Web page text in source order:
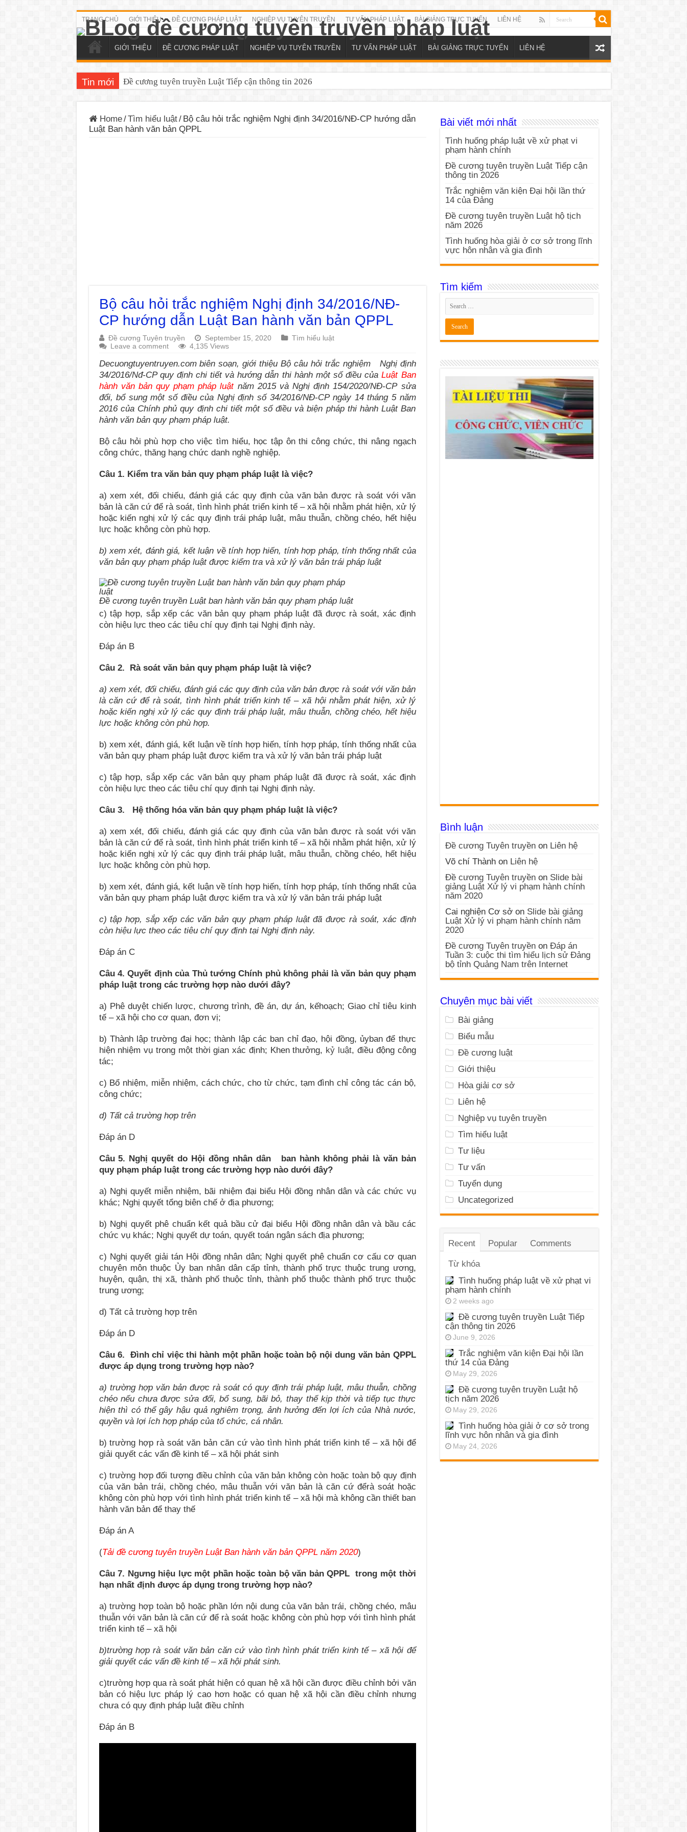
TRANG CHỦ GIỚI THIỆU ĐỀ CƯƠNG PHÁP LUẬT NGHIỆP VỤ TUYÊN TRUYỀN TƯ VẤN PHÁP LUẬT BÀI GIẢNG TRỰC TUYẾN LIÊN HỆ
GIỚI THIỆU ĐỀ CƯƠNG PHÁP LUẬT NGHIỆP VỤ TUYÊN TRUYỀN TƯ VẤN PHÁP LUẬT BÀI GIẢNG TRỰC TUYẾN LIÊN HỆ
Tin mới Đề cương tuyên truyền Luật Tiếp cận thông tin 2026
Home/Tìm hiểu luật/ Bộ câu hỏi trắc nghiệm Nghị định 34/2016/NĐ-CP hướng dẫn
Luật Ban hành văn bản QPPL
Bộ câu hỏi trắc nghiệm Nghị định 34/2016/NĐ-
CP hướng dẫn Luật Ban hành văn bản QPPL
Đề cương Tuyên truyền September 15, 2020
Tìm hiểu luật
Leave a comment
4,135 Views
Decuongtuyentruyen.com biên soạn, giới thiệu Bộ câu hỏi trắc nghiệm Nghị định
34/2016/Nđ-CP quy định chi tiết và hướng dẫn thi hành một số điều củaLuật Ban
hành văn bản quy phạm pháp luậtnăm 2015 và Nghị định 154/2020/NĐ-CPsửa
đổi, bổ sung một số điều của Nghị định số 34/2016/NĐ-CP ngày 14 tháng 5 năm
2016 của Chính phủ quy định chi tiết một số điều và biện pháp thi hành Luật Ban
hành văn bản quy phạm pháp luật.
Bộ câu hỏi phù hợp cho việc tìm hiểu, học tập ôn thi công chức, thi nâng ngạch
công chức, thăng hạng chức danh nghề nghiệp.
Câu 1. Kiểm tra văn bản quy phạm pháp luật là việc?
a) xem xét, đối chiếu, đánh giá các quy định của văn bản được rà soát với văn
bản là căn cứ để rà soát, tình hình phát triển kinh tế – xã hội nhằm phát hiện, xử lý
hoặc kiến nghị xử lý các quy định trái pháp luật, mâu thuẫn, chồng chéo, hết hiệu
lực hoặc không còn phù hợp.
b)xem xét, đánh giá, kết luận về tính hợp hiến, tính hợp pháp, tính thống nhất của
văn bản quy phạm pháp luật được kiểm tra và xử lý văn bản trái pháp luật
Đề cương tuyên truyền Luật ban hành văn bản quy phạm pháp luật
c) tập hợp, sắp xếp các văn bản quy phạm pháp luật đã được rà soát, xác định
còn hiệu lực theo các tiêu chí quy định tại Nghị định này.
Đáp án B
Câu 2. Rà soát văn bản quy phạm pháp luật là việc?
a) xem xét, đối chiếu, đánh giá các quy định của văn bản được rà soát với văn bản
là căn cứ để rà soát, tình hình phát triển kinh tế – xã hội nhằm phát hiện, xử lý
hoặc kiến nghị xử lý các quy định trái pháp luật, mâu thuẫn, chồng chéo, hết hiệu
lực hoặc không còn phù hợp.
b) xem xét, đánh giá, kết luận về tính hợp hiến, tính hợp pháp, tính thống nhất của
văn bản quy phạm pháp luật được kiểm tra và xử lý văn bản trái pháp luật
c) tập hợp, sắp xếp các văn bản quy phạm pháp luật đã được rà soát, xác định
còn hiệu lực theo các tiêu chí quy định tại Nghị định này.
Câu 3. Hệ thống hóa văn bản quy phạm pháp luật là việc?
a) xem xét, đối chiếu, đánh giá các quy định của văn bản được rà soát với văn
bản là căn cứ để rà soát, tình hình phát triển kinh tế – xã hội nhằm phát hiện, xử lý
hoặc kiến nghị xử lý các quy định trái pháp luật, mâu thuẫn, chồng chéo, hết hiệu
lực hoặc không còn phù hợp.
b) xem xét, đánh giá, kết luận về tính hợp hiến, tính hợp pháp, tính thống nhất của
văn bản quy phạm pháp luật được kiểm tra và xử lý văn bản trái pháp luật
c)tập hợp, sắp xếp các văn bản quy phạm pháp luật đã được rà soát, xác định
còn hiệu lực theo các tiêu chí quy định tại Nghị định này.
Đáp án C
Câu 4.Quyết định của Thủ tướng Chính phủ không phải là văn bản quy phạm
pháp luật trong các trường hợpnào dưới đây?
a) Phê duyệt chiến lược, chương trình, đề án, dự án, kếhoạch; Giao chỉ tiêu kinh
tế – xã hội cho cơ quan, đơn vị;
b) Thành lập trường đại học; thành lập các ban chỉ đạo, hội đồng, ủyban để thực
hiện nhiệm vụ trong một thời gian xác định; Khen thưởng, kỷ luật, điều động công
tác;
c) Bổ nhiệm, miễn nhiệm, cách chức, cho từ chức, tạm đình chỉ công tác cán bộ,
công chức;
d) Tất cả trường hợp trên
Đáp án D
Câu 5. Nghị quyết do Hội đồng nhân dân
ban hành không phải là văn bản
quy phạm pháp luật trong các trường hợpnào dưới đây?
a) Nghị quyết miễn nhiệm, bãi nhiệm đại biểu Hội đồng nhân dân và các chức vụ
khác; Nghị quyết tổng biên chế ở địa phương;
b) Nghị quyết phê chuẩn kết quả bầu cử đại biểu Hội đồng nhân dân và bầu các
chức vụ khác; Nghị quyết dự toán, quyết toán ngân sách địa phương;
c) Nghị quyết giải tán Hội đồng nhân dân; Nghị quyết phê chuẩn cơ cấu cơ quan
chuyên môn thuộc Ủy ban nhân dân cấp tỉnh, thành phố trực thuộc trung ương,
huyện, quận, thị xã, thành phố thuộc tỉnh, thành phố thuộc thành phố trực thuộc
trung ương;
d) Tất cả trường hợp trên
Đáp án D
Câu 6. Đình chỉ việc thi hành một phần hoặc toàn bộ nội dung văn bản QPPL
được áp dụng trong trường hợp nào?
a) trường hợp văn bản được rà soát có quy định trái pháp luật, mâu thuẫn, chồng
chéo nếu chưa được sửa đổi, bổ sung, bãi bỏ, thay thế kịp thời và tiếp tục thực
hiện thì có thể gây hậu quả nghiêm trọng, ảnh hưởng đến lợi ích của Nhà nước,
quyền và lợi ích hợp pháp của tổ chức, cá nhân.
b) trường hợp rà soát văn bản căn cứ vào tình hình phát triển kinh tế – xã hội để
giải quyết các vấn đề kinh tế – xã hội phát sinh
c) trường hợp đối tượng điều chỉnh của văn bản không còn hoặc toàn bộ quy định
của văn bản trái, chồng chéo, mâu thuẫn với văn bản là căn cứ đểrà soát hoặc
không còn phù hợp với tình hình phát triển kinh tế – xã hội mà không cần thiết ban
hành văn bản để thay thế
Đáp án A
(Tải đề cương tuyên truyền Luật Ban hành văn bản QPPL năm 2020)
Câu 7. Ngưng hiệu lực một phần hoặc toàn bộ văn bảnQPPL trong một thời
hạn nhất định được áp dụng trong trường hợpnào?
a) trường hợp toàn bộ hoặc phần lớn nội dung của văn bản trái, chồng chéo, mâu
thuẫn với văn bản là căn cứ để rà soát hoặc không còn phù hợp với tình hình phát
triển kinh tế – xã hội
b)trường hợprà soát văn bản căn cứ vào tình hình phát triển kinh tế – xã hội để
giải quyết các vấn đề kinh tế – xã hội phát sinh.
c)trường hợp qua rà soát phát hiện có quan hệ xã hội cần được điều chỉnh bởi văn
bản có hiệu lực pháp lý cao hơn hoặc có quan hệ xã hội cần điều chỉnh nhưng
chưa có quy định pháp luật điều chỉnh
Đáp án B
Bài viết mới nhất
Tình huống pháp luật về xử phạt vi
phạm hành chính
Đề cương tuyên truyền Luật Tiếp cận
thông tin 2026
Trắc nghiệm văn kiện Đại hội lần thứ
14 của Đảng
Đề cương tuyên truyền Luật hộ tịch
năm 2026
Tình huống hòa giải ở cơ sở trong lĩnh
vực hôn nhân và gia đình
Tìm kiếm
Bình luận
Đề cương Tuyên truyềnon Liên hệ
Võ chí Thànhon Liên hệ
Đề cương Tuyên truyềnon Slide bài
giảng Luật Xử lý vi phạm hành chính
năm 2020
Cai nghiện Cơ sởon Slide bài giảng
Luật Xử lý vi phạm hành chính năm
2020
Đề cương Tuyên truyềnon Đáp án
Tuần 3: cuộc thi tìm hiểu lịch sử Đảng
bộ tỉnh Quảng Nam trên Internet
Chuyên mục bài viết
Bài giảng
Biểu mẫu
Đề cương luật
Giới thiệu
Hòa giải cơ sở
Liên hệ
Nghiệp vụ tuyên truyền
Tìm hiểu luật
Tư liệu
Tư vấn
Tuyển dụng
Uncategorized
Recent Popular Comments
Từ khóa
Tình huống pháp luật về xử phạt vi
phạm hành chính
2 weeks ago
Đề cương tuyên truyền Luật Tiếp
cận thông tin 2026
June 9, 2026
Trắc nghiệm văn kiện Đại hội lần
thứ 14 của Đảng
May 29, 2026
Đề cương tuyên truyền Luật hộ
tịch năm 2026
May 29, 2026
Tình huống hòa giải ở cơ sở trong
lĩnh vực hôn nhân và gia đình
May 24, 2026